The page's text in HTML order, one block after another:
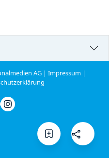
AG |Impressum |